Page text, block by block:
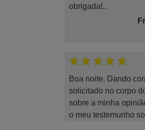
obrigada!..
Boa noite. Dando
solicitado no corpo
sobre a minha
o meu testemunho